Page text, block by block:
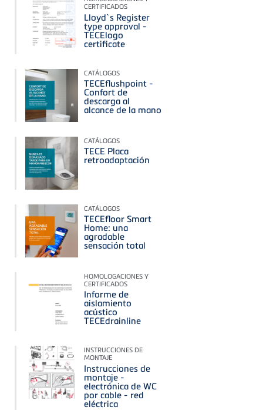
CERTIFICADOS
Lloyd`s Register
type approval -
TECElogo
certificate
CATÁLOGOS
TECEflushpoint -
Confort de
descarga al
alcance de la mano
CATÁLOGOS
TECE Placa
retroadaptación
CATÁLOGOS
TECEfloor Smart
Home: una
agradable
sensación total
HOMOLOGACIONES Y
CERTIFICADOS
Informe de
aislamiento
acústico
TECEdrainline
INSTRUCCIONES DE
MONTAJE
Instrucciones de
montaje -
electrónica de WC
por cable - red
eléctrica